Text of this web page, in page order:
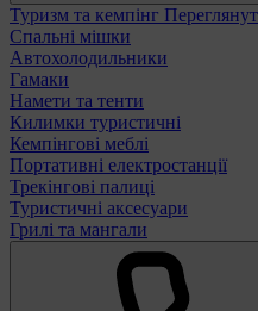
Туризм та кемпінг
Спальні мішки
Автохолодильники
Гамаки
Намети та тенти
Килимки туристичні
Кемпінгові меблі
Портативні електростанції
Трекінгові палиці
Туристичні аксесуари
Грилі та мангали